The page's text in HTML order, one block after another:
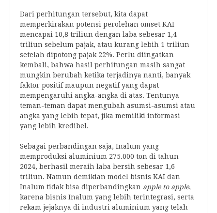
Dari perhitungan tersebut, kita dapat
memperkirakan potensi perolehan omset KAI
mencapai 10,8 triliun dengan laba sebesar 1,4
triliun sebelum pajak, atau kurang lebih 1 triliun
setelah dipotong pajak 22%. Perlu diingatkan
kembali, bahwa hasil perhitungan masih sangat
mungkin berubah ketika terjadinya nanti, banyak
faktor positif maupun negatif yang dapat
mempengaruhi angka-angka di atas. Tentunya
teman-teman dapat mengubah asumsi-asumsi atau
angka yang lebih tepat, jika memiliki informasi
yang lebih kredibel.
Sebagai perbandingan saja, Inalum yang
memproduksi aluminium 275.000 ton di tahun
2024, berhasil meraih laba bersih sebesar 1,6
triliun. Namun demikian model bisnis KAI dan
Inalum tidak bisa diperbandingkan apple to apple,
karena bisnis Inalum yang lebih terintegrasi, serta
rekam jejaknya di industri aluminium yang telah